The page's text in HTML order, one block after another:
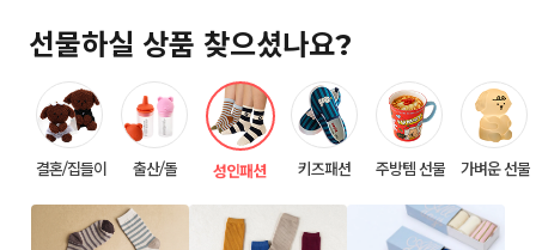
선물하실 상품 찾으셨나요?
결혼/집들이 출산/돌 성인패션 키즈패션 주방템 선물 가벼운 선물